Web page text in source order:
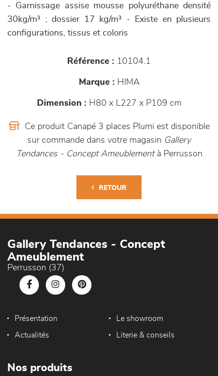
- Garnissage assise mousse polyuréthane densité
30kg/m³ ; dossier 17 kg/m³ - Existe en plusieurs
configurations, tissus et coloris
Référence : 10104.1
Marque : HIMA
Dimension : H80 x L227 x P109 cm
Ce produit Canapé 3 places Plumi est disponible
sur commande dans votre magasin Gallery
Tendances - Concept Ameublement à Perrusson
RETOUR
Gallery Tendances - Concept
Ameublement
Perrusson (37)
Présentation Le showroom
Actualités Literie & conseils
Nos produits